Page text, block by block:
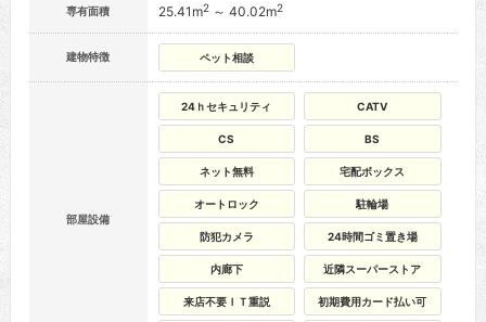
専有面積 25.41m2～ 40.02m2
建物特徴 ペット相談
部屋設備
24ｈセキュリティ CATV
CS BS
ネット無料 宅配ボックス
オートロック 駐輪場
防犯カメラ 24時間ゴミ置き場
内廊下 近隣スーパーストア
来店不要ＩＴ重説 初期費用カード払い可